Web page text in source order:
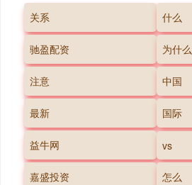
关系 什么
驰盈配资 为什么
注意 中国
最新 国际
益牛网 vs
嘉盛投资 怎么